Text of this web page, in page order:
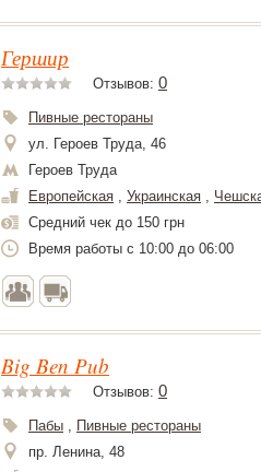
Гершир
Отзывов: 0
Пивные рестораны
ул. Героев Труда, 46
Героев Труда
Европейская , Украинская ,
Средний чек до 150 грн
Время работы с 10:00 до 06:00
Big Ben Pub
Отзывов: 0
Пабы , Пивные рестораны
пр. Ленина, 48